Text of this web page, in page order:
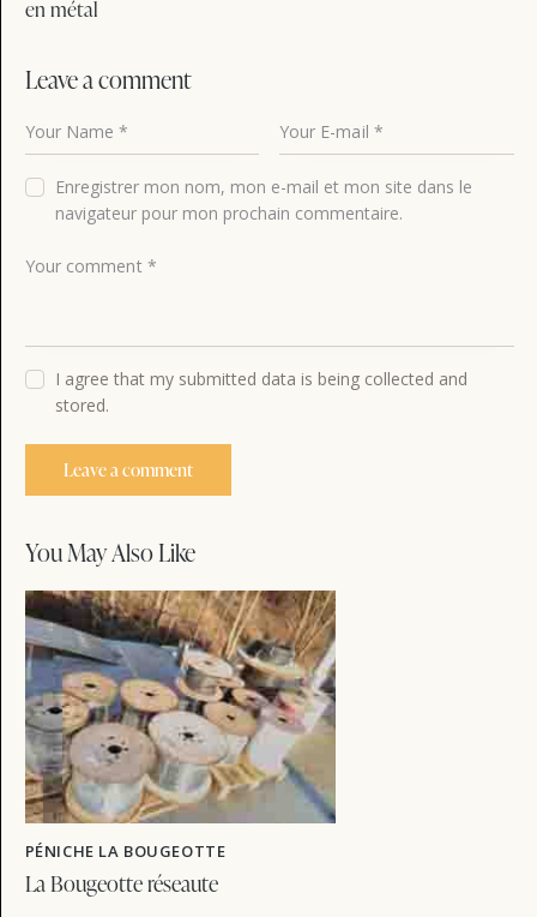
l’article
en métal
Leave a comment
Enregistrer mon nom, mon e-mail et mon site dans le
navigateur pour mon prochain commentaire.
I agree that my submitted data is being collected and
stored.
You May Also Like
PÉNICHE LA BOUGEOTTE
La Bougeotte réseaute